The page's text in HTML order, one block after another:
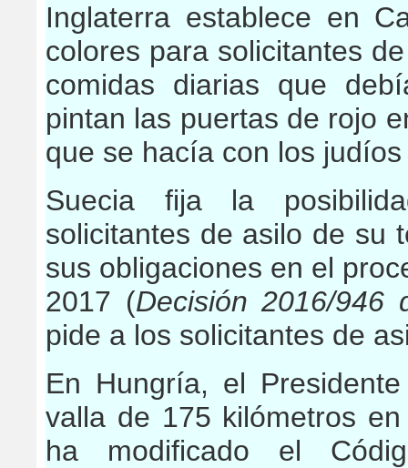
Inglaterra establece en
colores para solicitantes
comidas diarias que
pintan las puertas de rojo
que se hacía con los
Suecia fija la
solicitantes de asilo de su
sus obligaciones en el
2017 (Decisión 2016/946
pide a los solicitantes de
En Hungría, el
valla de 175 kilómetros
ha modificado el